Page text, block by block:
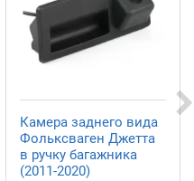
Камера заднего вида
Фольксваген Джетта
в ручку багажника
(2011-2020)